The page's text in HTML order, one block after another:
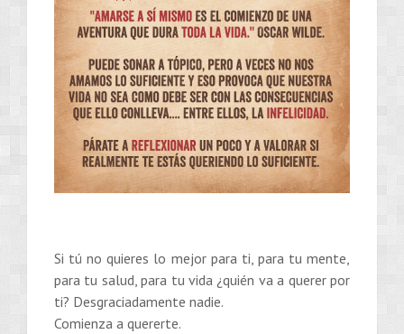
Si tú no quieres lo mejor para ti, para tu mente,
para tu salud, para tu vida ¿quién va a querer por
ti? Desgraciadamente nadie.
Comienza a quererte.